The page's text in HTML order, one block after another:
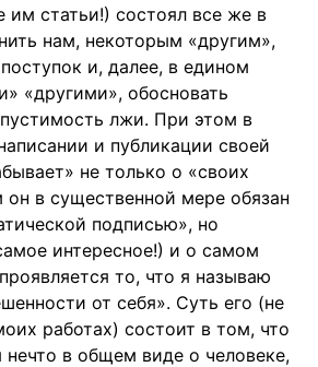
им статьи!) состоял все же в
нам, некоторым «другим»,
и, далее, в едином
«другими», обосновать
лжи. При этом в
и публикации своей
не только о «своих
он в существенной мере обязан
подписью», но
интересное!) и о самом
то, что я называю
от себя». Суть его (не
работах) состоит в том, что
нечто в общем виде о человеке,